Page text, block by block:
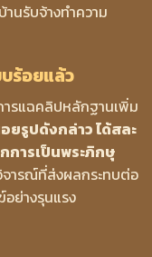
นรับจ้างทำความ
ร้อยแล้ว
รแฉคลิปหลักฐานเพิ่ม
ยรูปดังกล่าว ได้สละ
การเป็นพระภิกษุ
ารณ์ที่ส่งผลกระทบต่อ
ย่างรุนแรง